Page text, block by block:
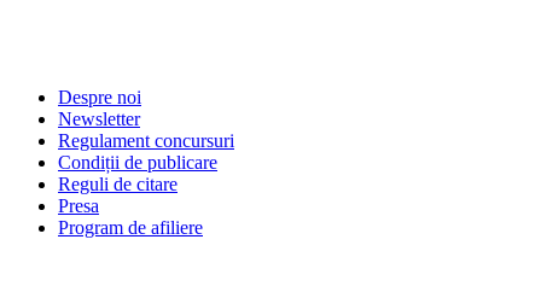
Despre noi
Newsletter
Regulament concursuri
Condiții de publicare
Reguli de citare
Presa
Program de afiliere